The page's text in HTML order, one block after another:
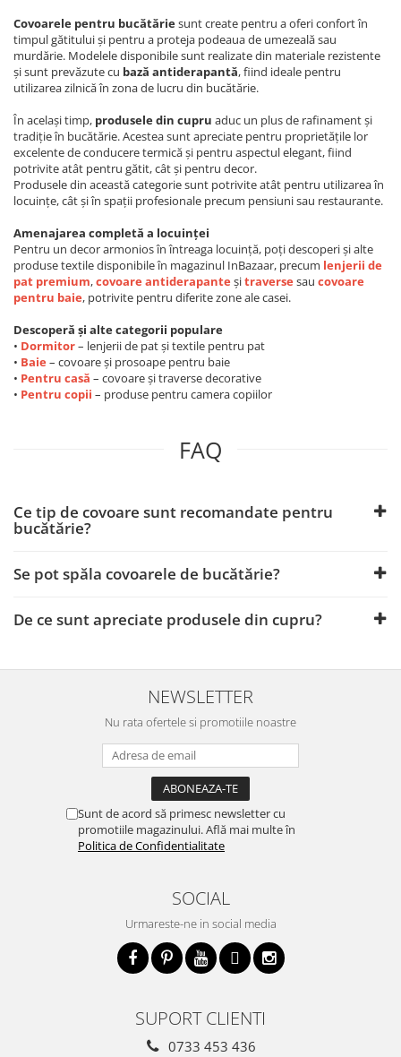
Covoarele pentru bucătăriesunt create pentru a oferi confort în
timpul gătitului și pentru a proteja podeaua de umezeală sau
murdărie. Modelele disponibile sunt realizate din materiale rezistente
și sunt prevăzute cu bază antiderapantă, fiind ideale pentru
utilizarea zilnică în zona de lucru din bucătărie.
În același timp, produsele din cupru aduc un plus de rafinament și
tradiție în bucătărie. Acestea sunt apreciate pentru proprietățile lor
excelente de conducere termică și pentru aspectul elegant, fiind
potrivite atât pentru gătit, cât și pentru decor.
Produsele din această categorie sunt potrivite atât pentru utilizarea în
locuințe, cât și în spații profesionale precum pensiuni sau restaurante.
Amenajarea completă a locuinței
Pentru un decor armonios în întreaga locuință, poți descoperi și alte
produse textile disponibile în magazinul InBazaar, precum lenjerii de
pat premium,covoare antiderapanteșitraversesau covoare
pentru baie, potrivite pentru diferite zone ale casei.
Descoperă și alte categorii populare
• Dormitor– lenjerii de pat și textile pentru pat
• Baie– covoare și prosoape pentru baie
• Pentru casă – covoare și traverse decorative
• Pentru copii – produse pentru camera copiilor
FAQ
Ce tip de covoare sunt recomandate pentru
bucătărie?
Se pot spăla covoarele de bucătărie?
De ce sunt apreciate produsele din cupru?
NEWSLETTER
Nu rata ofertele si promotiile noastre
Sunt de acord să primesc newsletter cu
promotiile magazinului. Află mai multe în
Politica de Confidentialitate
SOCIAL
Urmareste-ne in social media
SUPORT CLIENTI
0733 453 436